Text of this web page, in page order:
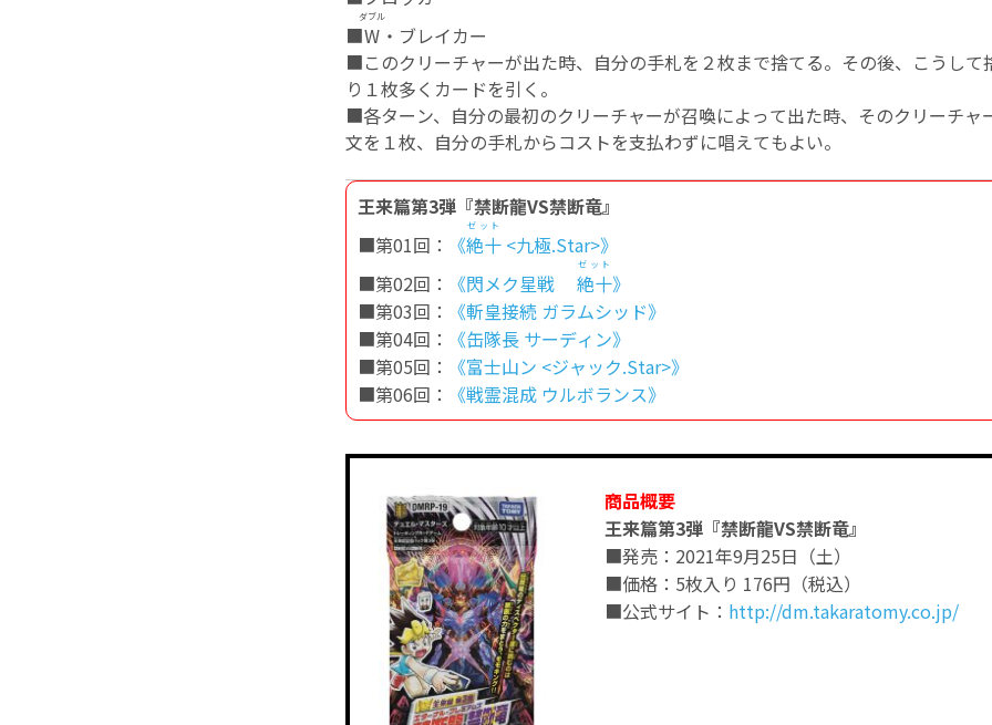
■W
ダブル
・ブレイカー
■このクリーチャーが出た時、自分の手札を２枚まで捨てる。その後、こうして
り１枚多くカードを引く。
■各ターン、自分の最初のクリーチャーが召喚によって出た時、そのクリーチャ
文を１枚、自分の手札からコストを支払わずに唱えてもよい。
王来篇第3弾『禁断龍VS禁断竜』
■第01回：
《絶十
ゼット
<九極.Star>》
■第02回：
《閃メク星戦 絶十
ゼット
》
■第03回：
《斬皇接続 ガラムシッド》
■第04回：
《缶隊長 サーディン》
■第05回：
《富士山ン <ジャック.Star>》
■第06回：
《戦霊混成 ウルボランス》
商品概要
王来篇第3弾『禁断龍VS禁断竜』
■発売：2021年9月25日（土）
■価格：5枚入り 176円（税込）
■公式サイト： http://dm.takaratomy.co.jp/